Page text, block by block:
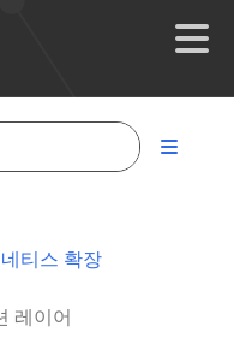
티스 확장
레이어